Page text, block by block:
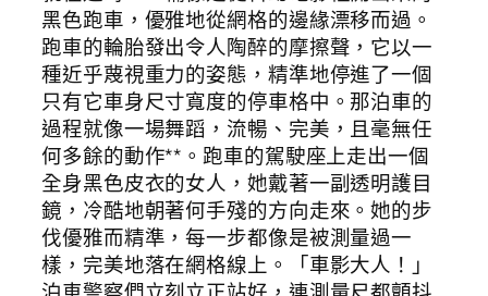
黑色跑車，優雅地從網格的邊緣漂移而過。
跑車的輪胎發出令人陶醉的摩擦聲，它以一
種近乎蔑視重力的姿態，精準地停進了一個
只有它車身尺寸寬度的停車格中。那泊車的
過程就像一場舞蹈，流暢、完美，且毫無任
何多餘的動作**。跑車的駕駛座上走出一個
全身黑色皮衣的女人，她戴著一副透明護目
鏡，冷酷地朝著何手殘的方向走來。她的步
伐優雅而精準，每一步都像是被測量過一
樣，完美地落在網格線上。「車影大人！」